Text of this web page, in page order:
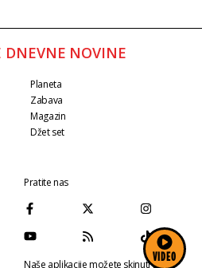
VIDEO
DNEVNE NOVINE
Planeta
Zabava
Magazin
Džet set
Pratite nas
Naše aplikacije možete skinuti na: